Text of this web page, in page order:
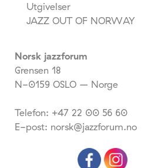
Utgivelser
JAZZ OUT OF NORWAY
Norsk jazzforum
Grensen 18
N-0159 OSLO – Norge
Telefon: +47 22 00 56 60
E-post: norsk@jazzforum.no